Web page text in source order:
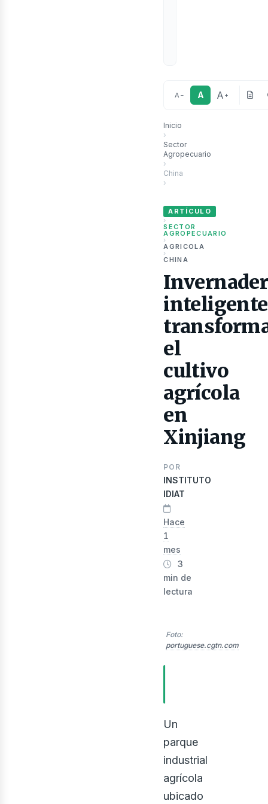
A − A A +
Inicio
›
Sector
Agropecuario
›
China
›
ARTÍCULO
›
SECTOR
AGROPECUARIO
›
AGRICOLA
›
CHINA
el
cultivo
agrícola
en
Xinjiang
POR
INSTITUTO
IDIAT
Hace
1
mes
3
min de
lectura
Foto:
portuguese.cgtn.com
Un
parque
industrial
agrícola
ubicado